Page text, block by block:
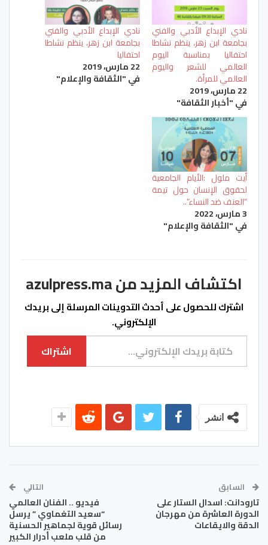
نادي الإبداع الأدبي والفني
بجامعة ابن زهر، ينظم نشاطا
احتفاليا بمناسبة اليوم
العالمي للشعر واليوم
العالمي للمرأة.
22 مارس، 2019
في "أخبار الثقافة"
نادي الإبداع الأدبي والفني
بجامعة ابن زهر، ينظم نشاطا
احتفاليا
22 مارس، 2019
في "الثقافة والإعلام"
أيت ملول :الأيام الجامعية
لحقوق الإنسان حول تيمة
“العنف ضد النساء”..
3 مارس، 2022
في "الثقافة والإعلام"
اكتشاف المزيد من azulpress.ma
اشترك للحصول على أحدث التدوينات المرسلة إلى بريدك
الإلكتروني.
كتابة بريدك الإلكتروني...
اشتراك
انشر
السابق
تارودانت: اسدال الستار على
الدورة العاشرة من مهرجان
الدقة والايقاعات
التالي
فيديو .. الفنان العالمي
“سعيد التغماوي ” يرسل
رسائل قوية لجماهير الحسنية
من قلب ملعب أدرار الكبير